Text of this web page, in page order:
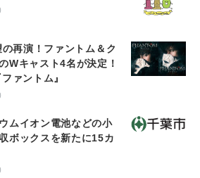
再演！ファントム＆ク
Wキャスト4名が決定！
ァントム』
ムイオン電池などの小
ボックスを新たに15カ